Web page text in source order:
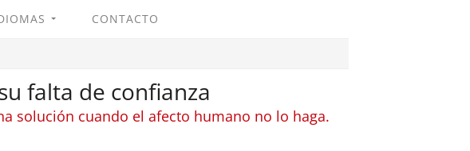
CONTACTO
falta de confianza
solución cuando el afecto humano no lo haga.